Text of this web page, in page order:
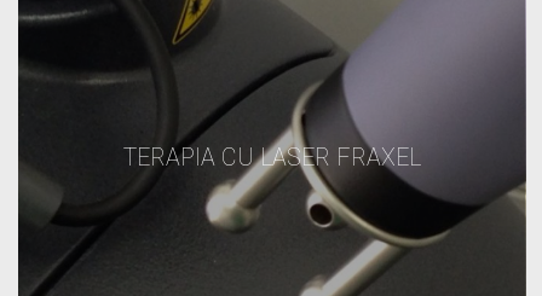
TERAPIA CU LASER FRAXEL